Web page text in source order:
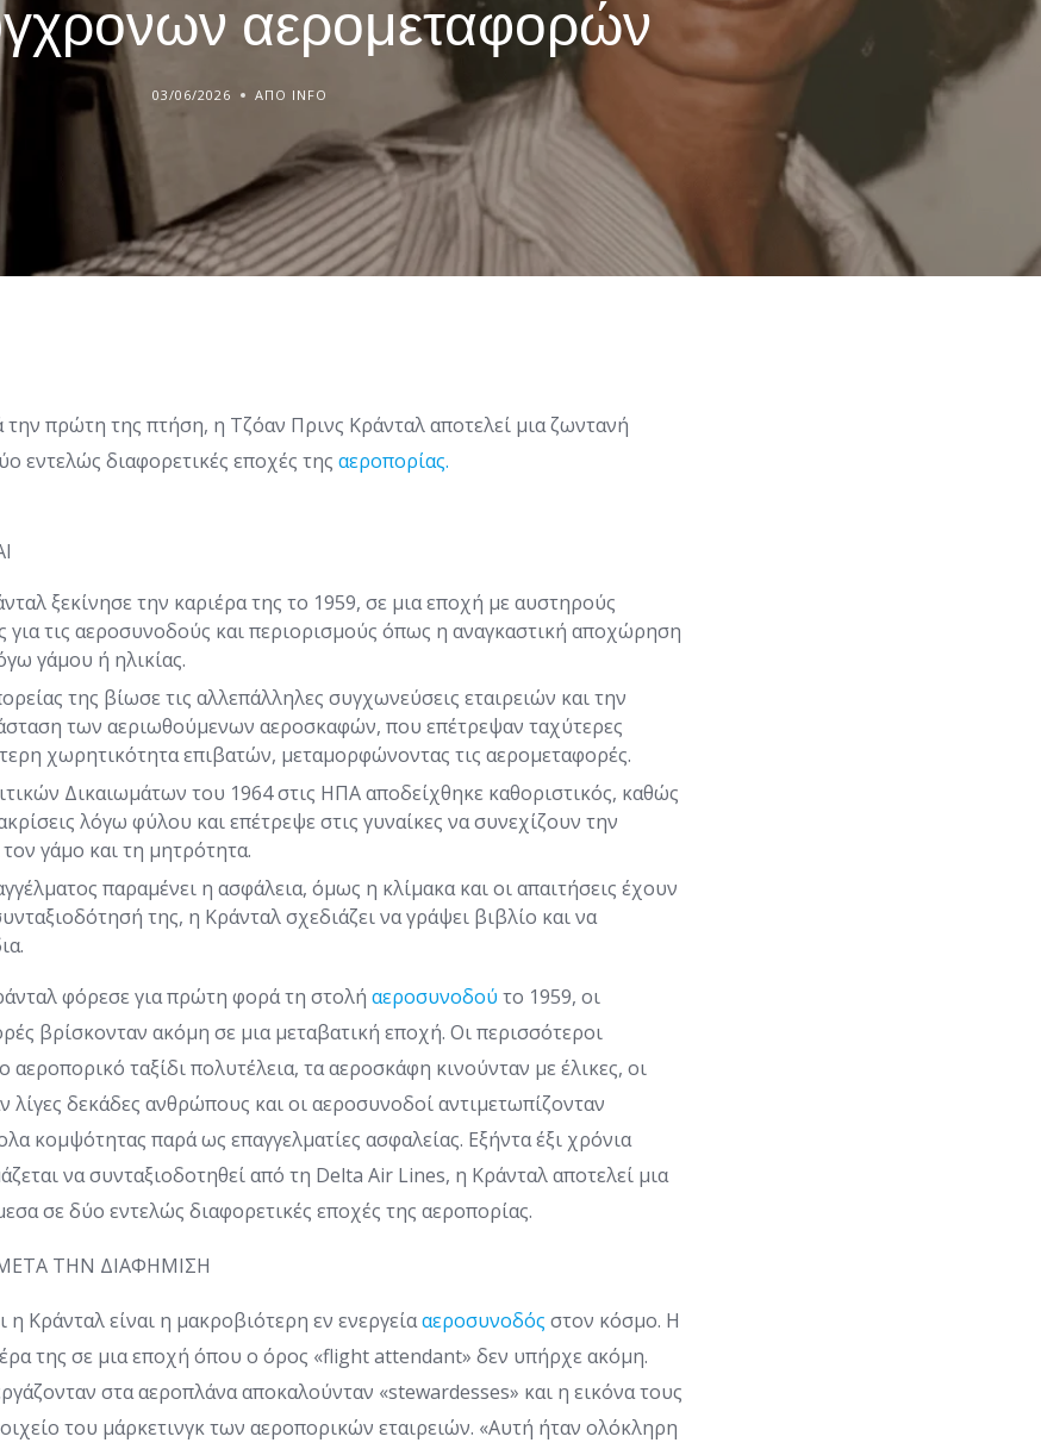
αερομεταφορών
03/06/2026 ΑΠΌ INFO
την πρώτη της πτήση, η Τζόαν Πρινς Κράνταλ αποτελεί μια ζωντανή
εντελώς διαφορετικές εποχές τηςαεροπορίας.
ξεκίνησε την καριέρα της το 1959, σε μια εποχή με αυστηρούς
για τις αεροσυνοδούς και περιορισμούς όπως η αναγκαστική αποχώρηση
γάμου ή ηλικίας.
της βίωσε τις αλλεπάλληλες συγχωνεύσεις εταιρειών και την
των αεριωθούμενων αεροσκαφών, που επέτρεψαν ταχύτερες
χωρητικότητα επιβατών, μεταμορφώνοντας τις αερομεταφορές.
Δικαιωμάτων του 1964 στις ΗΠΑ αποδείχθηκε καθοριστικός, καθώς
λόγω φύλου και επέτρεψε στις γυναίκες να συνεχίζουν την
γάμο και τη μητρότητα.
παραμένει η ασφάλεια, όμως η κλίμακα και οι απαιτήσεις έχουν
της, η Κράνταλ σχεδιάζει να γράψει βιβλίο και να
φόρεσε για πρώτη φορά τη στολή αεροσυνοδούτο 1959, οι
βρίσκονταν ακόμη σε μια μεταβατική εποχή. Οι περισσότεροι
ταξίδι πολυτέλεια, τα αεροσκάφη κινούνταν με έλικες, οι
λίγες δεκάδες ανθρώπους και οι αεροσυνοδοί αντιμετωπίζονταν
κομψότητας παρά ως επαγγελματίες ασφαλείας. Εξήντα έξι χρόνια
να συνταξιοδοτηθεί από τη Delta Air Lines, η Κράνταλ αποτελεί μια
σε δύο εντελώς διαφορετικές εποχές της αεροπορίας.
ΤΗΝ ΔΙΑΦΗΜΙΣΗ
η Κράνταλ είναι η μακροβιότερη εν ενεργείααεροσυνοδόςστον κόσμο. Η
της σε μια εποχή όπου ο όρος «flight attendant» δεν υπήρχε ακόμη.
στα αεροπλάνα αποκαλούνταν «stewardesses» και η εικόνα τους
του μάρκετινγκ των αεροπορικών εταιρειών. «Αυτή ήταν ολόκληρη